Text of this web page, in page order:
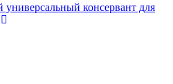
консервант для